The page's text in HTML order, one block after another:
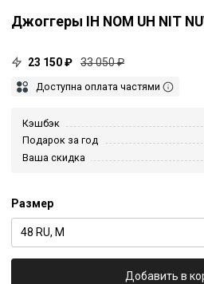
Джоггеры IH NOM UH NIT
23 150 ₽ 33 050 ₽
Доступна оплата частями
Кэшбэк
Подарок за год
Ваша скидка
Размер
48 RU, M
Добавить в